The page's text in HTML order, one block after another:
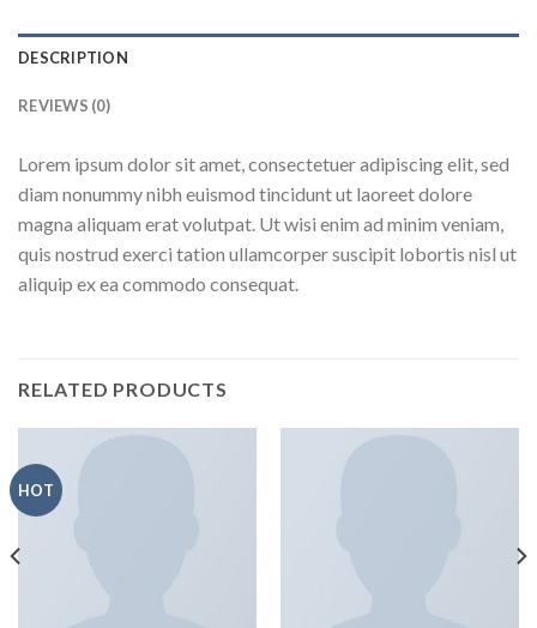
DESCRIPTION
REVIEWS (0)
Lorem ipsum dolor sit amet, consectetuer adipiscing elit, sed
diam nonummy nibh euismod tincidunt ut laoreet dolore
magna aliquam erat volutpat. Ut wisi enim ad minim veniam,
quis nostrud exerci tation ullamcorper suscipit lobortis nisl ut
aliquip ex ea commodo consequat.
RELATED PRODUCTS
HOT